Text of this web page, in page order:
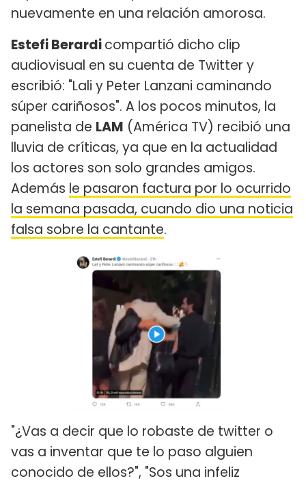
nuevamente en una relación amorosa.
Estefi Berardicompartió dicho clip
audiovisual en su cuenta de Twitter y
escribió: "Lali y Peter Lanzani caminando
súper cariñosos". A los pocos minutos, la
panelista de LAM (América TV) recibió una
lluvia de críticas, ya que en la actualidad
los actores son solo grandes amigos.
Además le pasaron factura por lo ocurrido
la semana pasada, cuando dio una noticia
falsa sobre la cantante.
"¿Vas a decir que lo robaste de twitter o
vas a inventar que te lo paso alguien
conocido de ellos?", "Sos una infeliz